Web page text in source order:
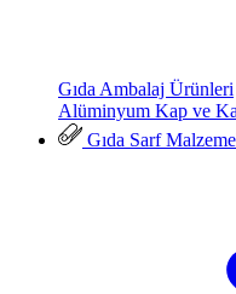
Gıda Ambalaj Ürünleri
Alüminyum Kap ve
Gıda Sarf